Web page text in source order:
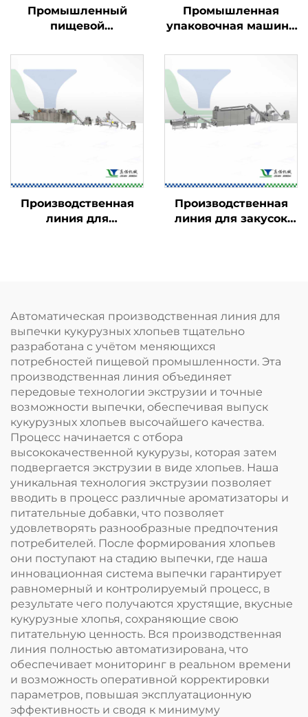
Промышленный
пищевой
Промышленная
упаковочная машина
продуктов
Производственная
линия для
Производственная
линия для закусок
Автоматическая производственная линия для
выпечки кукурузных хлопьев тщательно
разработана с учётом меняющихся
потребностей пищевой промышленности. Эта
производственная линия объединяет
передовые технологии экструзии и точные
возможности выпечки, обеспечивая выпуск
кукурузных хлопьев высочайшего качества.
Процесс начинается с отбора
высококачественной кукурузы, которая затем
подвергается экструзии в виде хлопьев. Наша
уникальная технология экструзии позволяет
вводить в процесс различные ароматизаторы и
питательные добавки, что позволяет
удовлетворять разнообразные предпочтения
потребителей. После формирования хлопьев
они поступают на стадию выпечки, где наша
инновационная система выпечки гарантирует
равномерный и контролируемый процесс, в
результате чего получаются хрустящие, вкусные
кукурузные хлопья, сохраняющие свою
питательную ценность. Вся производственная
линия полностью автоматизирована, что
обеспечивает мониторинг в реальном времени
и возможность оперативной корректировки
параметров, повышая эксплуатационную
эффективность и сводя к минимуму